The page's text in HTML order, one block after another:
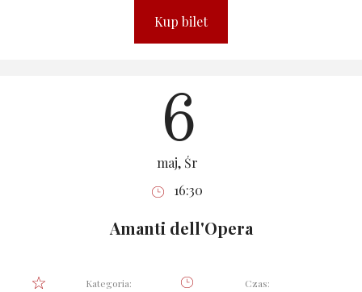
Kup bilet
6
maj, Śr
16:30
Amanti dell'Opera
Kategoria: Czas: